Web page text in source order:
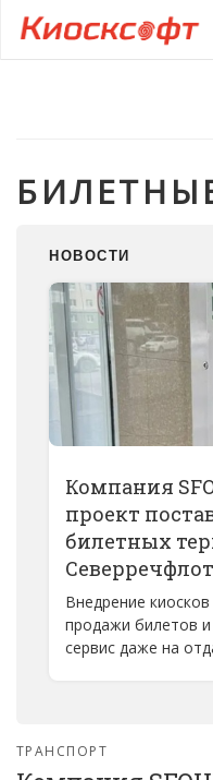
НОВОСТИ
Компания
проект
билетных
Внедрение
продажи билетов
сервис даже на
ТРАНСПОРТ